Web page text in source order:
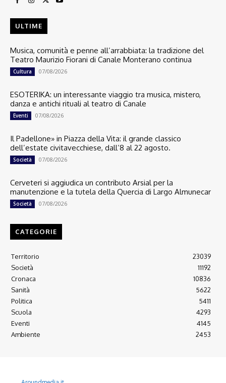
ULTIME
Musica, comunità e penne all’arrabbiata: la tradizione del
Teatro Maurizio Fiorani di Canale Monterano continua
Cultura 07/08/2026
ESOTERIKA: un interessante viaggio tra musica, mistero,
danza e antichi rituali al teatro di Canale
Eventi 07/08/2026
Il Padellone» in Piazza della Vita: il grande classico
dell’estate civitavecchiese, dall’8 al 22 agosto.
Società 07/08/2026
Cerveteri si aggiudica un contributo Arsial per la
manutenzione e la tutela della Quercia di Largo Almunecar
Società 07/08/2026
CATEGORIE
Territorio
23039
Società
11192
Cronaca
10836
Sanità
5622
Politica
5411
Scuola
4293
Eventi
4145
Ambiente
2453